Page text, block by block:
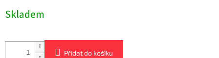
cena:
Skladem
Přidat do košíku